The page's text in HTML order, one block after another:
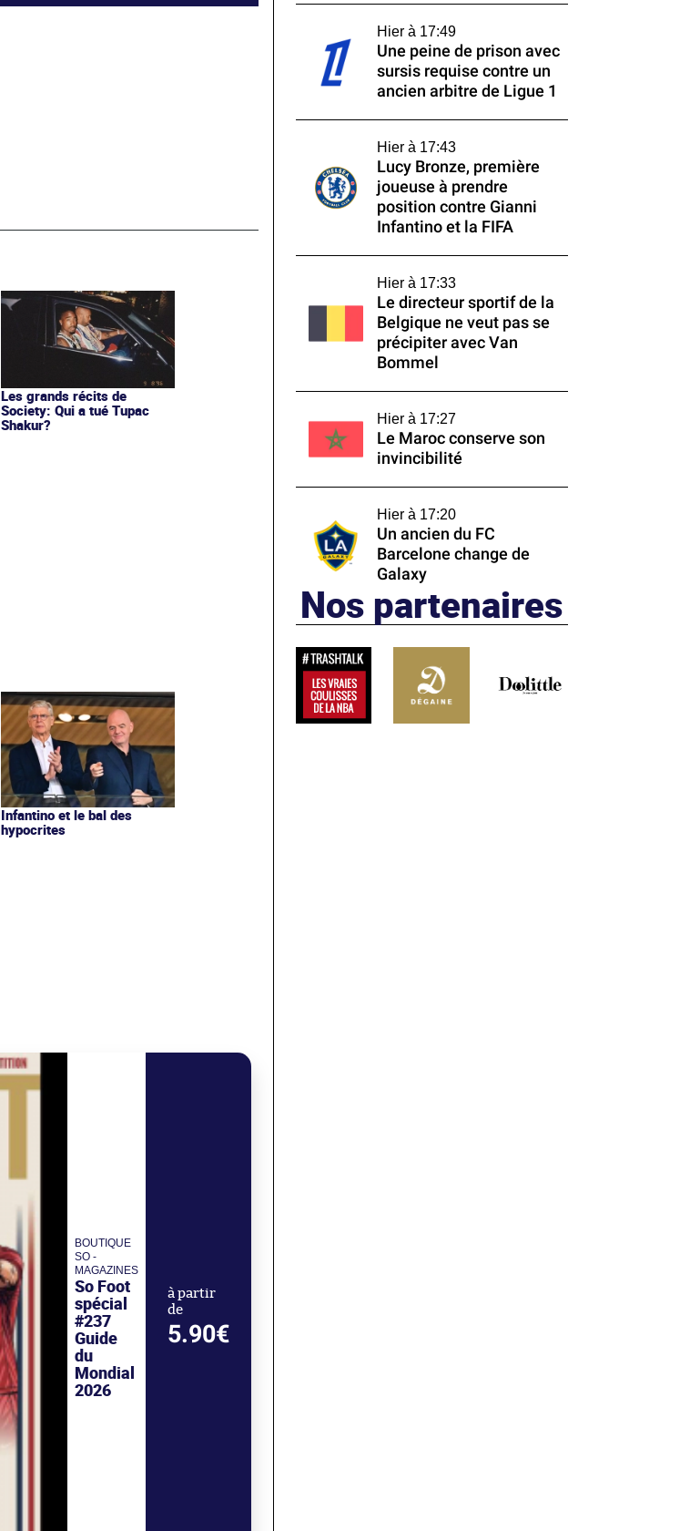
Les grands récits de
Society: Qui a tué Tupac
Shakur?
Infantino et le bal des
hypocrites
BOUTIQUE
SO -
MAGAZINES
So Foot
spécial
#237
Guide
du
Mondial
2026
à partir
de
5.90€
Hier à 17:49
Une peine de prison avec
sursis requise contre un
ancien arbitre de Ligue 1
Hier à 17:43
Lucy Bronze, première
joueuse à prendre
position contre Gianni
Infantino et la FIFA
Hier à 17:33
Le directeur sportif de la
Belgique ne veut pas se
précipiter avec Van
Bommel
Hier à 17:27
Le Maroc conserve son
invincibilité
Hier à 17:20
Un ancien du FC
Barcelone change de
Galaxy
Nos partenaires